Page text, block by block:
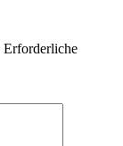
Erforderliche